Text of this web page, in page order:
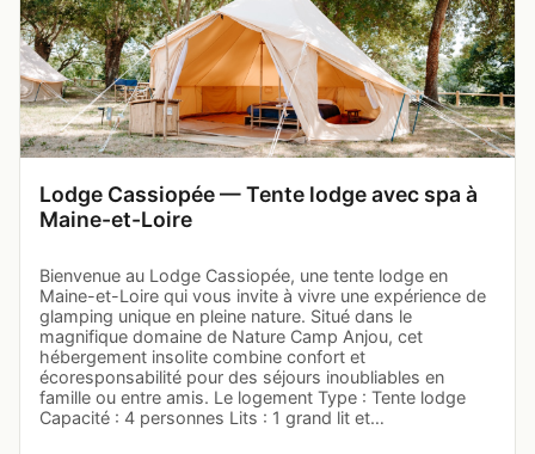
Lodge Cassiopée — Tente lodge avec spa à
Maine-et-Loire
Bienvenue au Lodge Cassiopée, une tente lodge en
Maine-et-Loire qui vous invite à vivre une expérience de
glamping unique en pleine nature. Situé dans le
magnifique domaine de Nature Camp Anjou, cet
hébergement insolite combine confort et
écoresponsabilité pour des séjours inoubliables en
famille ou entre amis. Le logement Type : Tente lodge
Capacité : 4 personnes Lits : 1 grand lit et…